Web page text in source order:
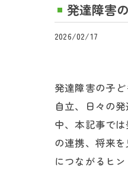
発達障害
2026/02/17
発達障害の子
自立、日々の
中、本記事で
の連携、将来
につながるヒン